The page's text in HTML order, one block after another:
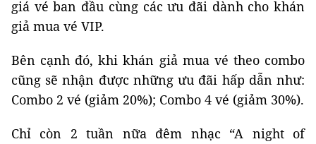
giá vé ban đầu cùng các ưu đãi dành cho khán
giả mua vé VIP.
Bên cạnh đó, khi khán giả mua vé theo combo
cũng sẽ nhận được những ưu đãi hấp dẫn như:
Combo 2 vé (giảm 20%); Combo 4 vé (giảm 30%).
Chỉ còn 2 tuần nữa đêm nhạc “A night of